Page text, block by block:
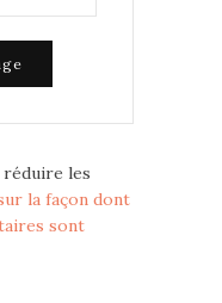
les
la façon dont
sont